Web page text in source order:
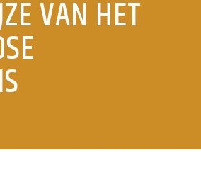
VAN HET